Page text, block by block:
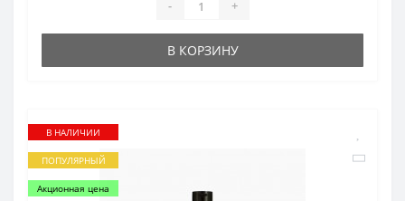
- +
В КОРЗИНУ
В НАЛИЧИИ
ПОПУЛЯРНЫЙ
Акционная цена